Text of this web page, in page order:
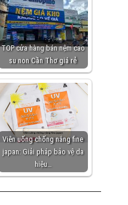
TOP cửa hàng bán nệm cao
su non Cần Thơ giá rẻ
Viên uống chống nắng fine
japan: Giải pháp bảo vệ da
hiệu…